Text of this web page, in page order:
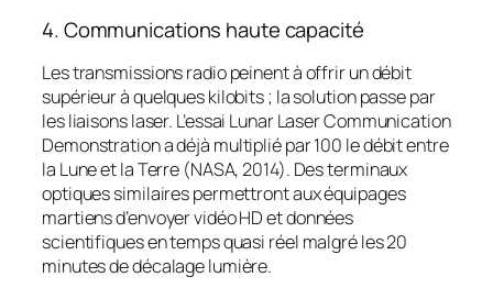
4. Communications haute capacité
Les transmissions radio peinent à offrir un débit
supérieur à quelques kilobits ; la solution passe par
les liaisons laser. L’essai Lunar Laser Communication
Demonstration a déjà multiplié par 100 le débit entre
la Lune et la Terre (NASA, 2014). Des terminaux
optiques similaires permettront aux équipages
martiens d’envoyer vidéo HD et données
scientifiques en temps quasi réel malgré les 20
minutes de décalage lumière.